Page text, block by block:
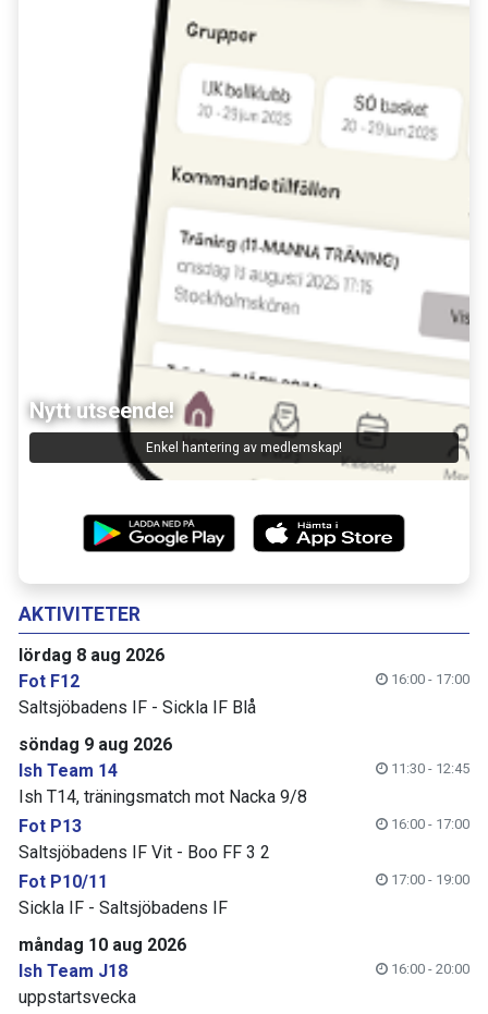
Nytt utseende!
Enkel hantering av medlemskap!
AKTIVITETER
lördag 8 aug 2026
Fot F12
16:00 - 17:00
Saltsjöbadens IF - Sickla IF Blå
söndag 9 aug 2026
Ish Team 14
11:30 - 12:45
Ish T14, träningsmatch mot Nacka 9/8
Fot P13
16:00 - 17:00
Saltsjöbadens IF Vit - Boo FF 3 2
Fot P10/11
17:00 - 19:00
Sickla IF - Saltsjöbadens IF
måndag 10 aug 2026
Ish Team J18
16:00 - 20:00
uppstartsvecka